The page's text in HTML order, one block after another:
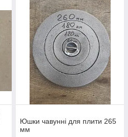
Юшки чавунні для плити 265
мм